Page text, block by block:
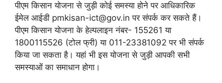
पीएम किसान योजना से जुड़ी कोई समस्या होने पर आधिकारिक
ईमेल आईडी pmkisan-ict@gov.in पर संपर्क कर सकते हैं।
पीएम किसान योजना के हेल्पलाइन नंबर- 155261 या
1800115526 (टोल फ्री) या 011-23381092 पर भी संपर्क
किया जा सकता है। यहां भी इस योजना से जुड़ी आपकी सभी
समस्याओं का समाधान होगा।